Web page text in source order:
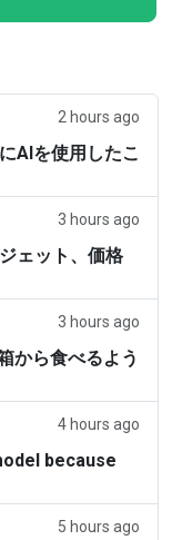
2 hours ago
AIを使用したこ
3 hours ago
ェット、価格
3 hours ago
から食べるよう
4 hours ago
because
5 hours ago